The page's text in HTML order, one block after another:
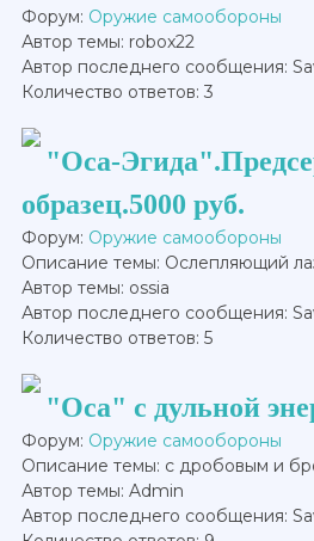
Форум: Оружие самообороны
Автор темы: robox22
Автор последнего сообщения:
Количество ответов: 3
"Оса-
образец.5000 руб.
Форум: Оружие самообороны
Описание темы: Ослепляющий
Автор темы: ossia
Автор последнего сообщения:
Количество ответов: 5
"Оса" с дульной
Форум: Оружие самообороны
Описание темы: с дробовым и
Автор темы: Admin
Автор последнего сообщения: